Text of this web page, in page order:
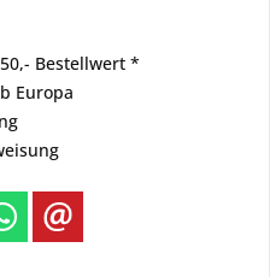
Bestellwert *
Europa